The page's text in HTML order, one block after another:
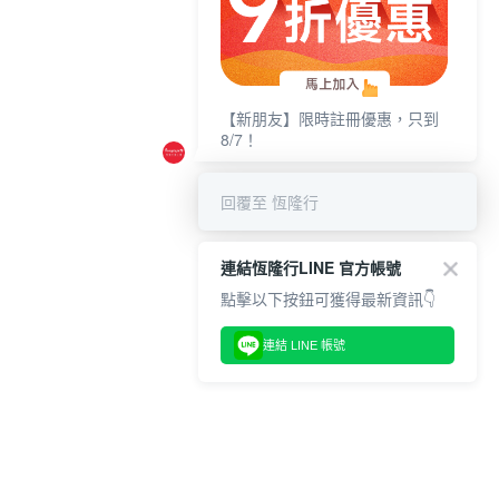
【新朋友】限時註冊優惠，只到
8/7！
回覆至 恆隆行
連結恆隆行LINE 官方帳號
點擊以下按鈕可獲得最新資訊👇
連結 LINE 帳號